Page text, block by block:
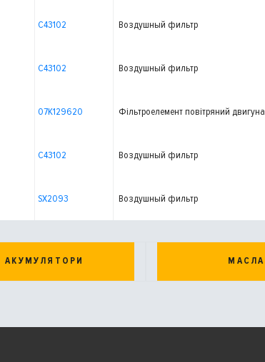
C43102 Воздушный фильтр
C43102 Воздушный фильтр
07K129620 Фільтроелемент повітряний двигуна
C43102 Воздушный фильтр
SX2093 Воздушный фильтр
АКУМУЛЯТОРИ МАСЛА